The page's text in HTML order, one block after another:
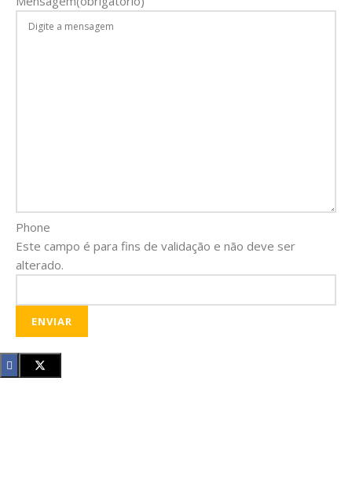
Phone
Este campo é para fins de validação e não deve ser
alterado.